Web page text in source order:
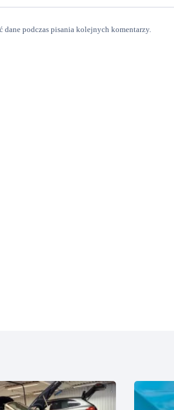
dane podczas pisania kolejnych komentarzy.